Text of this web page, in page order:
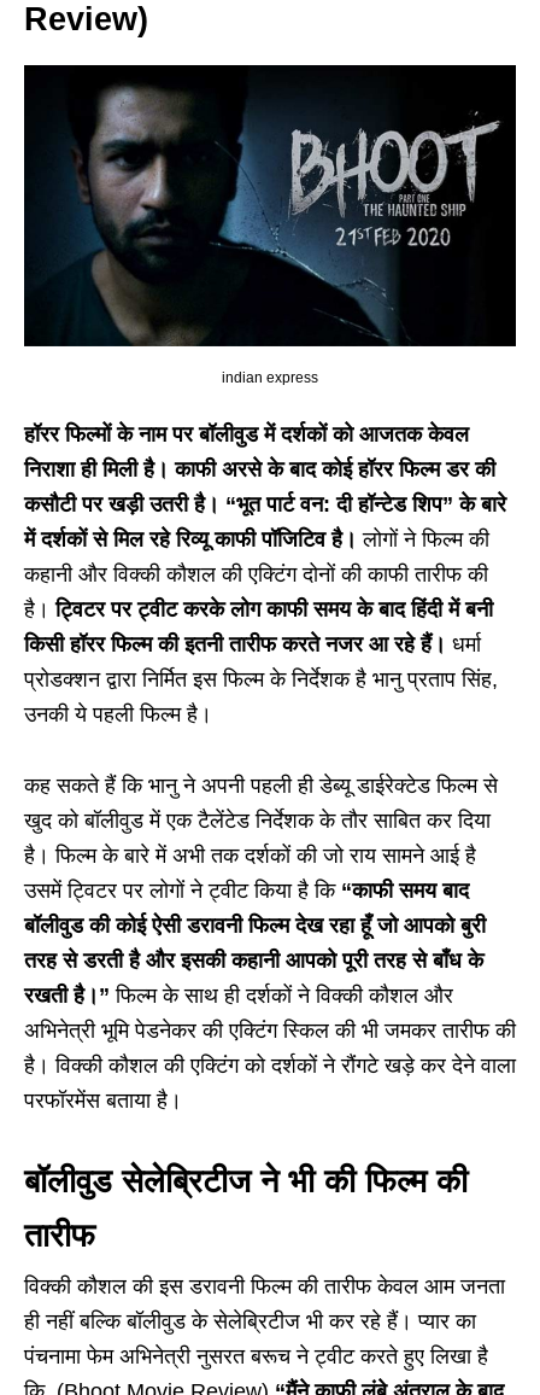
Review)
indian express
हॉरर फिल्मों के नाम पर बॉलीवुड में दर्शकों को आजतक केवल
निराशा ही मिली है। काफी अरसे के बाद कोई हॉरर फिल्म डर की
कसौटी पर खड़ी उतरी है। “भूत पार्ट वन: दी हॉन्टेड शिप” के बारे
में दर्शकों से मिल रहे रिव्यू काफी पॉजिटिव है।लोगों ने फिल्म की
कहानी और विक्की कौशल की एक्टिंग दोनों की काफी तारीफ की
है।ट्विटर पर ट्वीट करके लोग काफी समय के बाद हिंदी में बनी
किसी हॉरर फिल्म की इतनी तारीफ करते नजर आ रहे हैं। धर्मा
प्रोडक्शन द्वारा निर्मित इस फिल्म के निर्देशक है भानु प्रताप सिंह,
उनकी ये पहली फिल्म है।
कह सकते हैं कि भानु ने अपनी पहली ही डेब्यू डाईरेक्टेड फिल्म से
खुद को बॉलीवुड में एक टैलेंटेड निर्देशक के तौर साबित कर दिया
है। फिल्म के बारे में अभी तक दर्शकों की जो राय सामने आई है
उसमें ट्विटर पर लोगों ने ट्वीट किया है कि“काफी समय बाद
बॉलीवुड की कोई ऐसी डरावनी फिल्म देख रहा हूँ जो आपको बुरी
तरह से डरती है और इसकी कहानी आपको पूरी तरह से बाँध के
रखती है।” फिल्म के साथ ही दर्शकों ने विक्की कौशल और
अभिनेत्री भूमि पेडनेकर की एक्टिंग स्किल की भी जमकर तारीफ की
है। विक्की कौशल की एक्टिंग को दर्शकों ने रौंगटे खड़े कर देने वाला
परफॉरमेंस बताया है।
बॉलीवुड सेलेब्रिटीज ने भी की फिल्म की
तारीफ
विक्की कौशल की इस डरावनी फिल्म की तारीफ केवल आम जनता
ही नहीं बल्कि बॉलीवुड के सेलेब्रिटीज भी कर रहे हैं। प्यार का
पंचनामा फेम अभिनेत्री नुसरत बरूच ने ट्वीट करते हुए लिखा है